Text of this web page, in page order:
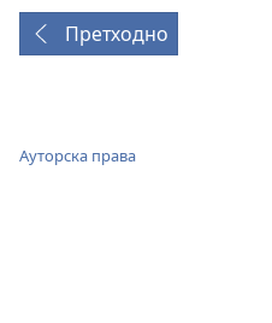
Претходно
Ауторска права